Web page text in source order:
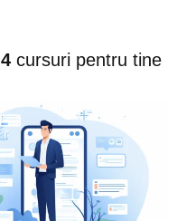
4cursuri pentru tine